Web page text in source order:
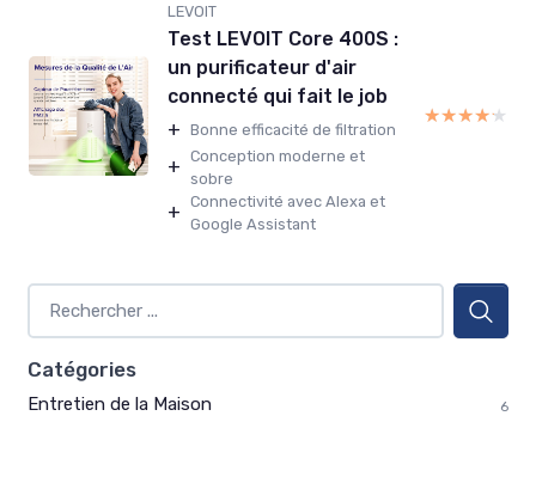
LEVOIT
Test LEVOIT Core 400S :
un purificateur d'air
connecté qui fait le job
+ Bonne efficacité de filtration
+ Conception moderne et
sobre
+ Connectivité avec Alexa et
Google Assistant
★★★★★
★★★★★
Catégories
Entretien de la Maison 6